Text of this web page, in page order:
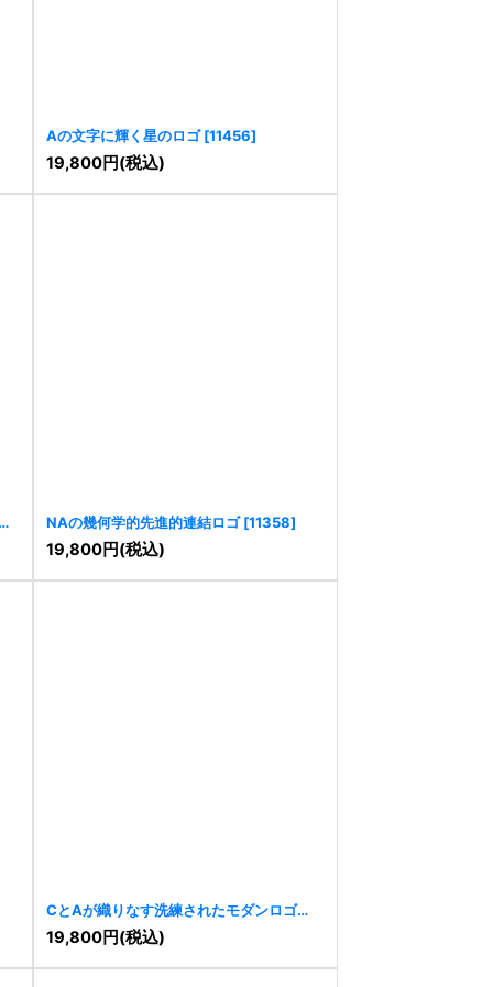
Aの文字に輝く星のロゴ [11456]
19,800円(税込)
NAの幾何学的先進的連結ロゴ [11358]
19,800円(税込)
CとAが織りなす洗練されたモダンロゴ
[11252]
19,800円(税込)